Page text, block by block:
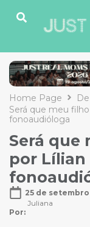
Home Page
Será que meu
fonoaudióloga
Será que
por Lílian
25 de setembro
Por:
Juliana